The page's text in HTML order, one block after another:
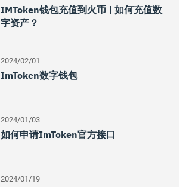
IMToken钱包充值到火币 | 如何充值数
字资产？
2024/02/01
ImToken数字钱包
2024/01/03
如何申请imToken官方接口
2024/01/19